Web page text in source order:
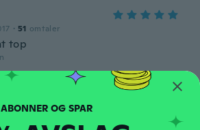
· 51 omtaler
top
i 2015 · 19 omtaler · 5 opplastinger